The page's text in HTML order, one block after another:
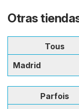
Otras
Tous
Madrid
Parfois